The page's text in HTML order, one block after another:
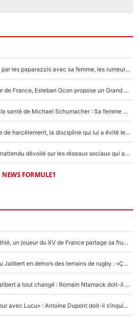
F1 : Charles Leclerc surpris par les paparazzis avec sa femme, les rumeurs étaient vraies !
Comme pour le final du Tour de France, Esteban Ocon propose un Grand Prix de Formule 1 à Paris : «Autour de l’Arc de Triomphe, ce serait génial» !
Nouvelle rumeur autour de la santé de Michael Schumacher : Sa femme Corinna sort du silence
F1 - Lewis Hamilton victime de harcèlement, la discipline qui lui a évité le pire : «J'aurais probablement mal tourné»
Lewis Hamilton : Le talent inattendu dévoilé sur les réseaux sociaux qui a impressionné Kim Kardashian pendant leurs vacances en amoureux !
NEWS FORMULE1
Mis de côté par Fabien Galthié, un joueur du XV de France partage sa frustration : «ils ne me l’ont pas dit tout de suite»
La raison d'être de Matthieu Jalibert en dehors des terrains de rugby : «Ça m'atteint autant que si tu touches à un membre de ma famille»
XV de France - Matthieu Jalibert a tout changé : Romain Ntamack doit-il s’inquiéter pour sa place à un an de la Coupe du monde ?
«Le XV de France est meilleur avec Lucu» : Antoine Dupont doit-il s’inquiéter pour sa place ?